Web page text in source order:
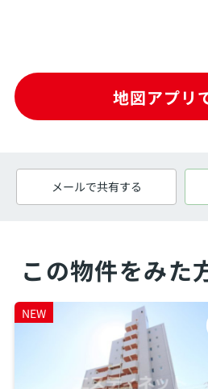
地図アプリ
メールで共有する
この物件をみた
NEW